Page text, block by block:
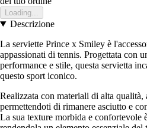
Loading...
Descrizione
La serviette Prince x Smiley è
appassionati di tennis. Progettata con
performance e stile, questa servietta
questo sport iconico.
Realizzata con materiali di alta qualità,
permettendoti di rimanere asciutto e
La sua texture morbida e confortevole